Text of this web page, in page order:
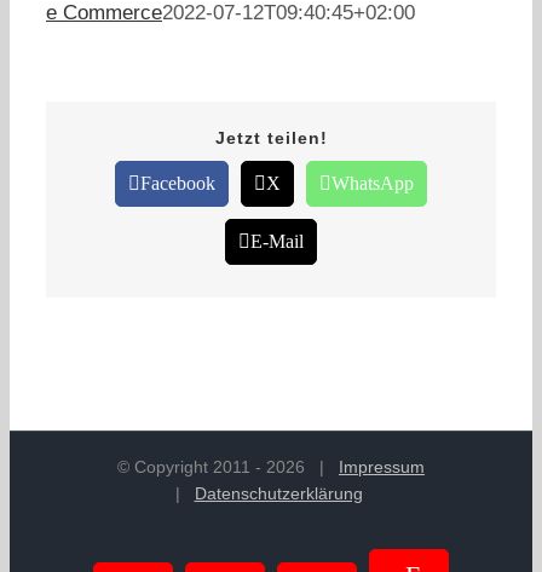
e Commerce2022-07-12T09:40:45+02:00
Jetzt teilen!
Facebook X WhatsApp
E-Mail
© Copyright 2011 - 2026 | Impressum
| Datenschutzerklärung